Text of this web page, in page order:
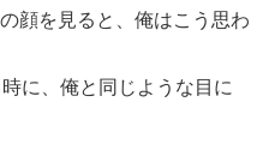
顔を見ると、俺はこう思わ
に、俺と同じような目に